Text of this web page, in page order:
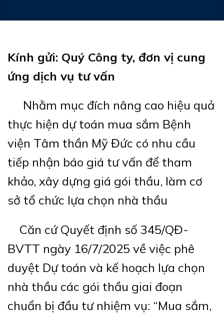
Kính gửi: Quý Công ty, đơn vị cung
ứng dịch vụ tư vấn
Nhằm mục đích nâng cao hiệu quả
thực hiện dự toán mua sắm Bệnh
viện Tâm thần Mỹ Đức có nhu cầu
tiếp nhận báo giá tư vấn để tham
khảo, xây dựng giá gói thầu, làm cơ
sở tổ chức lựa chọn nhà thầu
Căn cứ Quyết định số 345/QĐ-
BVTT ngày 16/7/2025 về việc phê
duyệt Dự toán và kế hoạch lựa chọn
nhà thầu các gói thầu giai đoạn
chuẩn bị đầu tư nhiệm vụ: “Mua sắm,